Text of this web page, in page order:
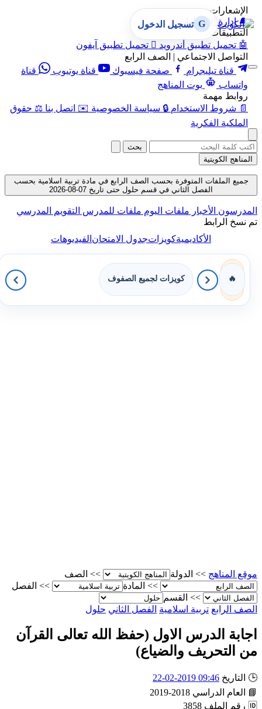
الإشعارات
تطبيق أندرويد 
تحميل تطبيق آيفون
الاجتماعي | الصف الرابع
تيليجرام
صفحة فيسبوك قناة يوتيوب
قناة
بوت المناهج
مهمة
الاستخدام 🔒 سياسة الخصوصية ✉️ اتصل بنا ⚖️ حقوق
الفكرية
G تسجيل الدخول
المتوفرة بحسب الصف الرابع في مادة تربية اسلامية بحسب
الفصل الثاني في قسم حلول حتى تاريخ 07-08-2026
الأخبارملفات اليومملفات للمدرسالتقويم المدرسي
الأكاديميةكويزاتجدول الامتحان الفيديوهات
كويزات لجميع الصفوف
>> الدولة >> الصف
المادة >>
الفصل
>> القسم
تربية اسلامية الفصل الثاني حلول
الدرس الاول (حفظ الله تعالى القرآن
والضياع)
09:46 2019-02-22
الدراسي 2018-2019
الملف 3858